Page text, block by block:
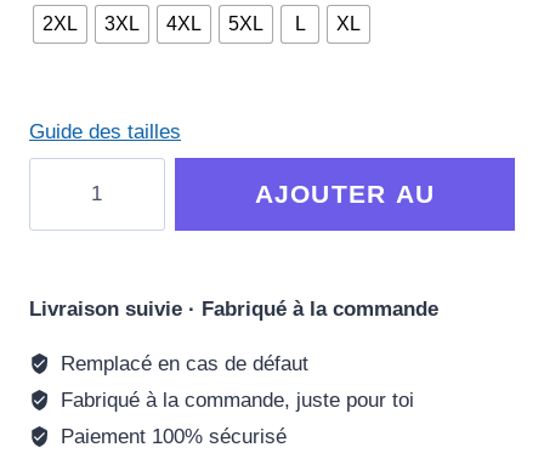
2XL 3XL 4XL 5XL L XL
Guide des tailles
capuche
Taille
Look
-
AJOUTER AU
Livraison suivie · Fabriqué à la commande
Remplacé en cas de défaut
Fabriqué à la commande, juste pour toi
Paiement 100% sécurisé